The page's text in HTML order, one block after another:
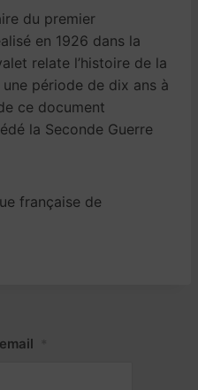
du premier
en 1926 dans la
relate l’histoire de la
période de dix ans à
ce document
la Seconde Guerre
française de